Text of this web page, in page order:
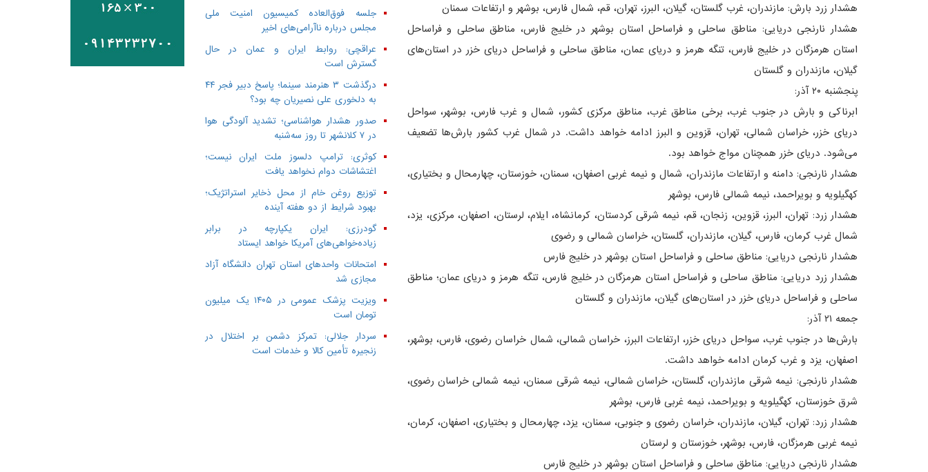
هشدار زرد بارش: مازندران، غرب گلستان، گیلان، البرز، تهران، قم، شمال فارس، بوشهر و ارتفاعات سمنان
هشدار نارنجی دریایی: مناطق ساحلی و فراساحل استان بوشهر در خلیج فارس، مناطق ساحلی و فراساحل
استان هرمزگان در خلیج فارس، تنگه هرمز و دریای عمان، مناطق ساحلی و فراساحل دریای خزر در استان‌های
گیلان، مازندران و گلستان
پنجشنبه ۲۰ آذر:
ابرناکی و بارش در جنوب غرب، برخی مناطق غرب، مناطق مرکزی کشور، شمال و غرب فارس، بوشهر، سواحل
دریای خزر، خراسان شمالی، تهران، قزوین و البرز ادامه خواهد داشت. در شمال غرب کشور بارش‌ها تضعیف
می‌شود. دریای خزر همچنان مواج خواهد بود.
هشدار نارنجی: دامنه و ارتفاعات مازندران، شمال و نیمه غربی اصفهان، سمنان، خوزستان، چهارمحال و بختیاری،
کهگیلویه و بویراحمد، نیمه شمالی فارس، بوشهر
هشدار زرد: تهران، البرز، قزوین، زنجان، قم، نیمه شرقی کردستان، کرمانشاه، ایلام، لرستان، اصفهان، مرکزی، یزد،
شمال غرب کرمان، فارس، گیلان، مازندران، گلستان، خراسان شمالی و رضوی
هشدار نارنجی دریایی: مناطق ساحلی و فراساحل استان بوشهر در خلیج فارس
هشدار زرد دریایی: مناطق ساحلی و فراساحل استان هرمزگان در خلیج فارس، تنگه هرمز و دریای عمان؛ مناطق
ساحلی و فراساحل دریای خزر در استان‌های گیلان، مازندران و گلستان
جمعه ۲۱ آذر:
بارش‌ها در جنوب غرب، سواحل دریای خزر، ارتفاعات البرز، خراسان شمالی، شمال خراسان رضوی، فارس، بوشهر،
اصفهان، یزد و غرب کرمان ادامه خواهد داشت.
هشدار نارنجی: نیمه شرقی مازندران، گلستان، خراسان شمالی، نیمه شرقی سمنان، نیمه شمالی خراسان رضوی،
شرق خوزستان، کهگیلویه و بویراحمد، نیمه غربی فارس، بوشهر
هشدار زرد: تهران، گیلان، مازندران، خراسان رضوی و جنوبی، سمنان، یزد، چهارمحال و بختیاری، اصفهان، کرمان،
نیمه غربی هرمزگان، فارس، بوشهر، خوزستان و لرستان
هشدار نارنجی دریایی: مناطق ساحلی و فراساحل استان بوشهر در خلیج فارس
جلسه فوق‌العاده کمیسیون امنیت ملی
مجلس درباره ناآرامی‌های اخیر
عراقچی: روابط ایران و عمان در حال
گسترش است
درگذشت ۳ هنرمند سینما؛ پاسخ دبیر فجر ۴۴
به دلخوری علی نصیریان چه بود؟
صدور هشدار هواشناسی؛ تشدید آلودگی هوا
در ۷ کلانشهر تا روز سه‌شنبه
کوثری: ترامپ دلسوز ملت ایران نیست؛
اغتشاشات دوام نخواهد یافت
توزیع روغن خام از محل ذخایر استراتژیک؛
بهبود شرایط از دو هفته آینده
گودرزی: ایران یکپارچه در برابر
زیاده‌خواهی‌های آمریکا خواهد ایستاد
امتحانات واحدهای استان تهران دانشگاه آزاد
مجازی شد
ویزیت پزشک عمومی در ۱۴۰۵ یک میلیون
تومان است
سردار جلالی: تمرکز دشمن بر اختلال در
زنجیره تأمین کالا و خدمات است